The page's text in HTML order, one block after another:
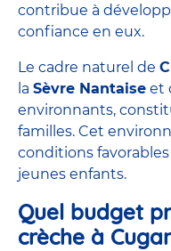
contribue à
confiance en eux.
Le cadre naturel de
la Sèvre Nantaise et
environnants,
familles. Cet
conditions
jeunes enfants.
Quel budget
crèche à